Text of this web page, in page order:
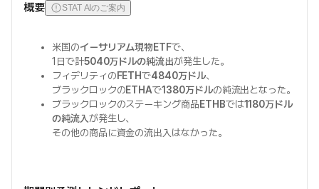
概要 STAT AIのご案内
米国のイーサリアム現物ETFで、
1日で計5040万ドルの純流出が発生した。
フィデリティのFETHで4840万ドル、
ブラックロックのETHAで1380万ドルの純流出となった。
ブラックロックのステーキング商品ETHBでは1180万ドル
の純流入が発生し、
その他の商品に資金の流出入はなかった。